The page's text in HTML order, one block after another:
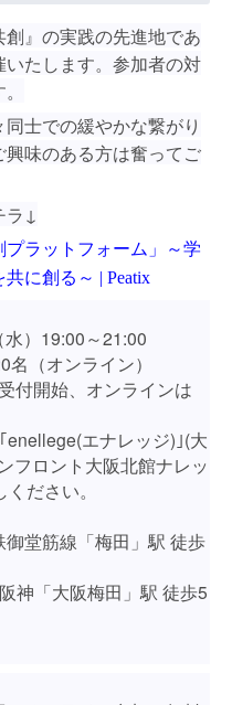
』の実践の先進地であ
たします。参加者の対
士での緩やかな繋がり
味のある方は奮ってご
ラ↓
ラットフォーム」～学
に創る～ | Peatix
水）19:00～21:00
（オンライン）
開始、オンラインは
エナレッジ)｣(大
フロント大阪北館ナレッ
ださい。
堂筋線「梅田」駅 徒歩
神「大阪梅田」駅 徒歩5